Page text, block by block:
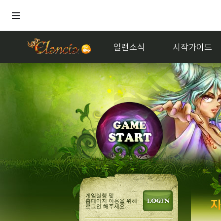
일랜소식 시작가이드
게임실행 및
홈페이지 이용을 위해
로그인 해주세요.